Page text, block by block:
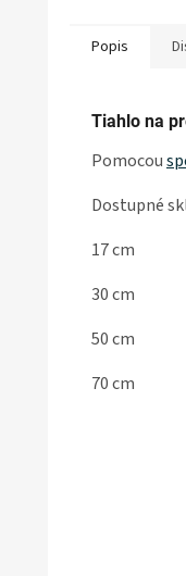
Popis
Tiahlo na
Pomocou
Dostupné
17 cm
30 cm
50 cm
70 cm